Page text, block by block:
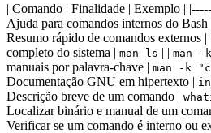
| Comando | Finalidade | Exemplo |
Ajuda para comandos internos do Bash
Resumo rápido de comandos externos |
completo do sistema | man ls | | man -k
manuais por palavra-chave | man -k
Documentação GNU em hipertexto |
Descrição breve de um comando |
Localizar binário e manual de um
Verificar se um comando é interno ou